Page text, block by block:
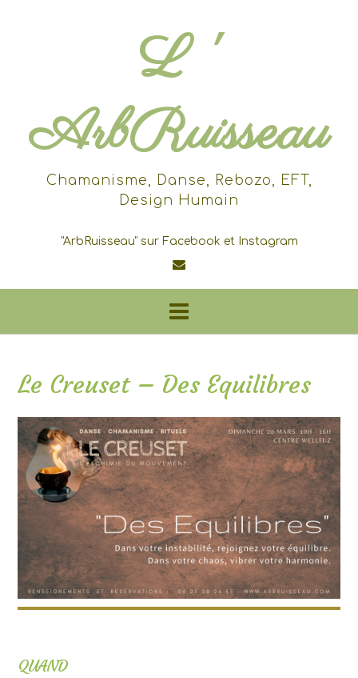
L '
ArbRuisseau
Chamanisme, Danse, Rebozo, EFT,
Design Humain
"ArbRuisseau" sur Facebook et Instagram
Le Creuset – Des Equilibres
QUAND